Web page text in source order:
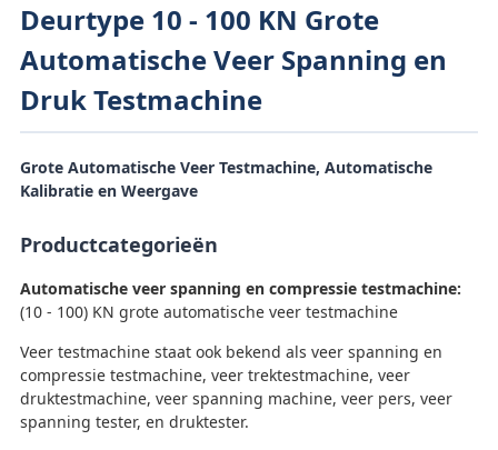
Deurtype 10 - 100 KN Grote
Automatische Veer Spanning en
Druk Testmachine
Grote Automatische Veer Testmachine, Automatische
Kalibratie en Weergave
Productcategorieën
Automatische veer spanning en compressie testmachine:
(10 - 100) KN grote automatische veer testmachine
Veer testmachine staat ook bekend als veer spanning en
compressie testmachine, veer trektestmachine, veer
druktestmachine, veer spanning machine, veer pers, veer
spanning tester, en druktester.